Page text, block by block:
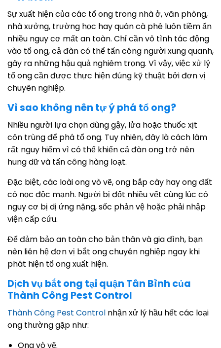
Sự xuất hiện của các tổ ong trong nhà ở, văn phòng,
nhà xưởng, trường học hay quán cà phê luôn tiềm ẩn
nhiều nguy cơ mất an toàn. Chỉ cần vô tình tác động
vào tổ ong, cả đàn có thể tấn công người xung quanh,
gây ra những hậu quả nghiêm trọng. Vì vậy, việc xử lý
tổ ong cần được thực hiện đúng kỹ thuật bởi đơn vị
chuyên nghiệp.
Vì sao không nên tự ý phá tổ ong?
Nhiều người lựa chọn dùng gậy, lửa hoặc thuốc xịt
côn trùng để phá tổ ong. Tuy nhiên, đây là cách làm
rất nguy hiểm vì có thể khiến cả đàn ong trở nên
hung dữ và tấn công hàng loạt.
Đặc biệt, các loài ong vò vẽ, ong bắp cày hay ong đất
có nọc độc mạnh. Người bị đốt nhiều vết cùng lúc có
nguy cơ bị dị ứng nặng, sốc phản vệ hoặc phải nhập
viện cấp cứu.
Để đảm bảo an toàn cho bản thân và gia đình, bạn
nên liên hệ đơn vị bắt ong chuyên nghiệp ngay khi
phát hiện tổ ong xuất hiện.
Dịch vụ bắt ong tại quận Tân Bình của
Thành Công Pest Control
Thành Công Pest Control nhận xử lý hầu hết các loại
ong thường gặp như:
Ong vò vẽ.